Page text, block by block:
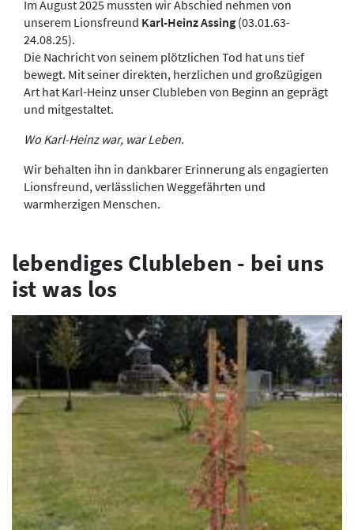
Im August 2025 mussten wir Abschied nehmen von
unserem Lionsfreund Karl-Heinz Assing (03.01.63-
24.08.25).
Die Nachricht von seinem plötzlichen Tod hat uns tief
bewegt. Mit seiner direkten, herzlichen und großzügigen
Art hat Karl-Heinz unser Clubleben von Beginn an geprägt
und mitgestaltet.
Wo Karl-Heinz war, war Leben.
Wir behalten ihn in dankbarer Erinnerung als engagierten
Lionsfreund, verlässlichen Weggefährten und
warmherzigen Menschen.
lebendiges Clubleben - bei uns
ist was los